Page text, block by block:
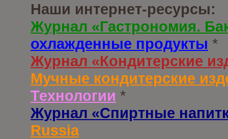
Наши интернет-ресурсы:
Журнал «Гастрономия.
охлажденные продукты *
Журнал «Кондитерские
Мучные кондитерские
Технологии *
Журнал «Спиртные
Russia